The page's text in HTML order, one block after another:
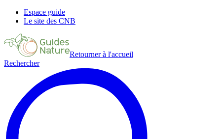
Espace guide
Le site des CNB
Retourner à l'accueil
Rechercher